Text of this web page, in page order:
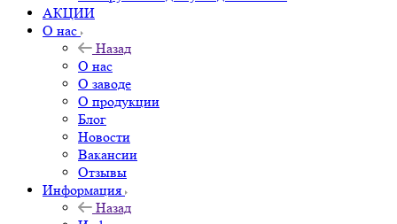
АКЦИИ
О нас
Назад
О нас
О заводе
О продукции
Блог
Новости
Вакансии
Отзывы
Информация
Назад